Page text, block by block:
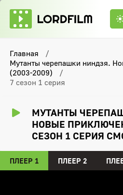
Главная
Мутанты черепашки ниндзя.
(2003-2009)
7 сезон 1 серия
МУТАНТЫ
НОВЫЕ
СЕЗОН 1 СЕРИЯ
ПЛЕЕР 1 ПЛЕЕР 2